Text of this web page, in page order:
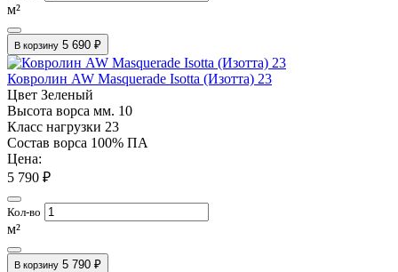
м²
В корзину 5 690 ₽
Ковролин AW Masquerade Isotta (Изотта) 23
Цвет Зеленый
Высота ворса мм. 10
Класс нагрузки 23
Состав ворса 100% ПА
Цена:
5 790 ₽
Кол-во
м²
В корзину 5 790 ₽